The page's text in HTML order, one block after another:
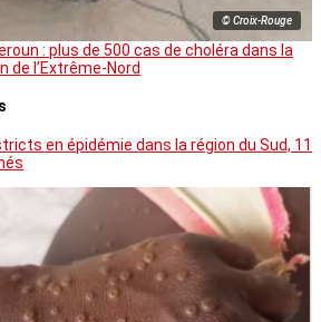
© Croix-Rouge
: plus de 500 cas de choléra dans la
de l’Extrême-Nord
en épidémie dans la région du Sud, 11